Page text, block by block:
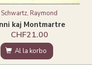
Schwartz, Raymond
kaj Montmartre
CHF21.00
Al la korbo